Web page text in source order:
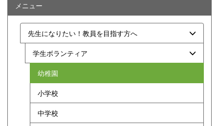
メニュー
先生になりたい！教員を目指す方へ
学生ボランティア
幼稚園
小学校
中学校